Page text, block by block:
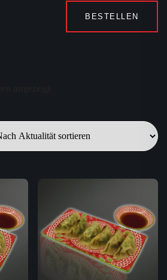
BESTELLEN